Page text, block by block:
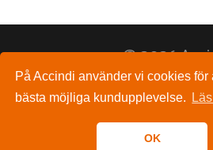
På Accindi använder vi cookies för
bästa möjliga kundupplevelse.
OK
© 2026
Följ oss på: